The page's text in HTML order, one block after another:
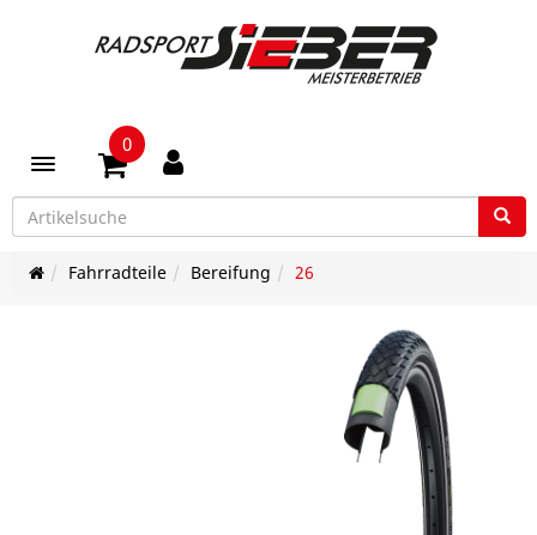
Toggle navigation
0
Fahrradteile Bereifung 26